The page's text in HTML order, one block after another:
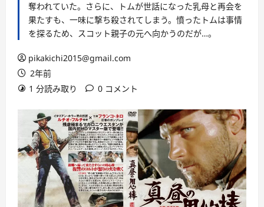
奪われていた。さらに、トムが世話になった乳母と再会を
果たすも、一味に撃ち殺されてしまう。憤ったトムは事情
を探るため、スコット親子の元へ向かうのだが…。
pikakichi2015@gmail.com
2年前
1 分読み取り
0 コメント